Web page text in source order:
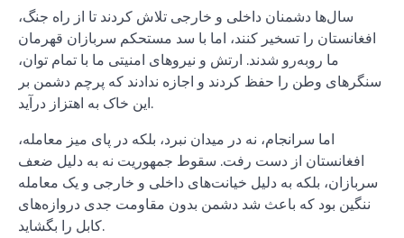
سال‌ها دشمنان داخلی و خارجی تلاش کردند تا از راه جنگ،
افغانستان را تسخیر کنند، اما با سد مستحکم سربازان قهرمان
ما روبه‌رو شدند. ارتش و نیروهای امنیتی ما با تمام توان،
سنگرهای وطن را حفظ کردند و اجازه ندادند که پرچم دشمن بر
این خاک به اهتزاز درآید.
اما سرانجام، نه در میدان نبرد، بلکه در پای میز معامله،
افغانستان از دست رفت. سقوط جمهوریت نه به دلیل ضعف
سربازان، بلکه به دلیل خیانت‌های داخلی و خارجی و یک معامله
ننگین بود که باعث شد دشمن بدون مقاومت جدی دروازه‌های
کابل را بگشاید.